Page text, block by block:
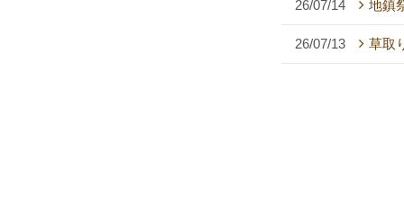
26/07/14 地鎮
26/07/13 草取